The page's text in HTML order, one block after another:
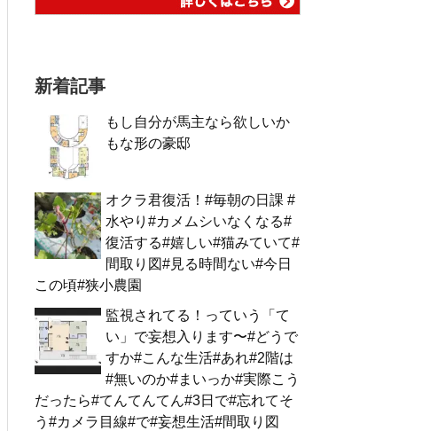
新着記事
もし自分が馬主なら欲しいか
もな形の豪邸
オクラ君復活！#毎朝の日課 #
水やり#カメムシいなくなる#
復活する#嬉しい#猫みていて#
間取り図#見る時間ない#今日
この頃#狭小農園
監視されてる！っていう「て
い」で妄想入ります〜#どうで
すか#こんな生活#あれ#2階は
#無いのか#まいっか#実際こう
だったら#てんてんてん#3日で#忘れてそ
う#カメラ目線#で#妄想生活#間取り図